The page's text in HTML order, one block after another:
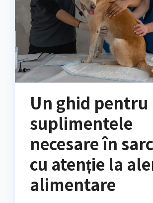
Un ghid pentru
suplimentele
necesare în
cu atenție la
alimentare